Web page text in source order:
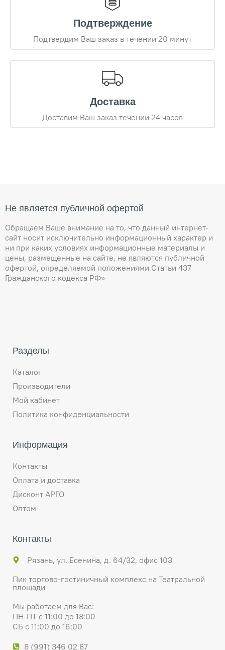
Подтверждение
Подтвердим Ваш заказ в течении 20 минут
Доставка
Доставим Ваш заказ течении 24 часов
Не является публичной офертой
Обращаем Ваше внимание на то, что данный интернет-
сайт носит исключительно информационный характер и
ни при каких условиях информационные материалы и
цены, размещенные на сайте, не являются публичной
офертой, определяемой положениями Статьи 437
Гражданского кодекса РФ»
Разделы
Каталог
Производители
Мой кабинет
Политика конфиденциальности
Информация
Контакты
Оплата и доставка
Дисконт АРГО
Оптом
Контакты
Рязань, ул. Есенина, д. 64/32, офис 103
Пик торгово-гостиничный комплекс на Театральной
площади
Мы работаем для Вас:
ПН-ПТ с 11:00 до 18:00
СБ с 11:00 до 16:00
8 (991) 346 02 87